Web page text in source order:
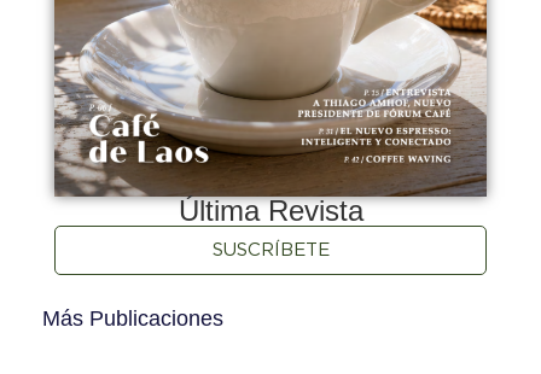
Última Revista
SUSCRÍBETE
Más Publicaciones